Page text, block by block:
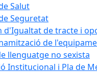
Salut
Seguretat
d'Igualtat de tracte i
de
llenguatge no sexista
Institucional i Pla de